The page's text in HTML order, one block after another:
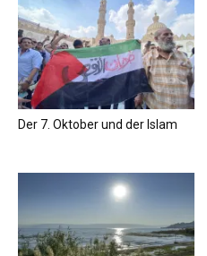
Der 7. Oktober und der Islam